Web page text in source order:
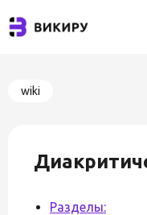
wiki
Разделы: